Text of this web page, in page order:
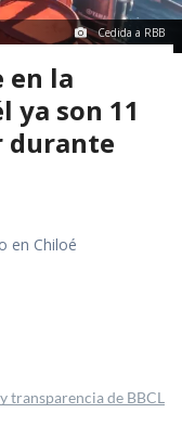
Cedida a RBB
en la
ya son 11
durante
en Chiloé
transparencia de BBCL